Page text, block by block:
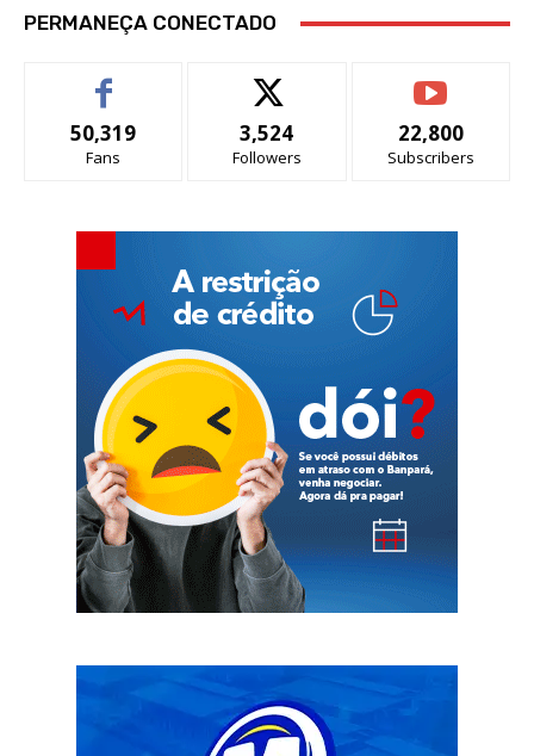
PERMANEÇA CONECTADO
50,319
Fans
3,524
Followers
22,800
Subscribers